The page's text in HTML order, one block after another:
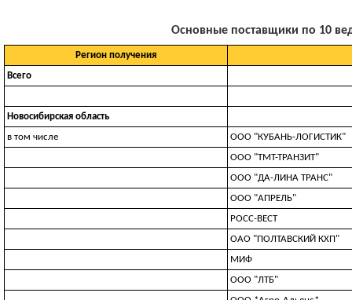
Основные поставщики по 10
Регион получения
Всего
Новосибирская область
в том числе
ООО "КУБАНЬ-ЛОГИСТИК"
ООО "ТМТ-ТРАНЗИТ"
ООО "ДА-ЛИНА ТРАНС"
ООО "АПРЕЛЬ"
РОСС-ВЕСТ
ОАО "ПОЛТАВСКИЙ КХП"
МИФ
OOO "ЛTБ"